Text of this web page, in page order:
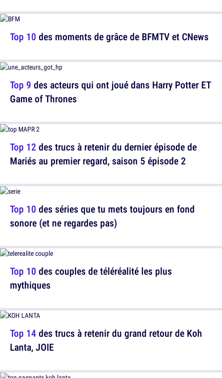
Top 9 des acteurs qui ont joué dans Harry Potter ET
Game of Thrones
Top 10 des séries que tu mets toujours en fond
sonore (et ne regardes pas)
Top 14des trucs à retenir du grand retour de Koh
Lanta, JOIE
Top 10 des moments de grâce de BFMTV et CNews
Top 12 des trucs à retenir du dernier épisode de
Mariés au premier regard, saison 5 épisode 2
Top 10 des couples de téléréalité les plus
mythiques